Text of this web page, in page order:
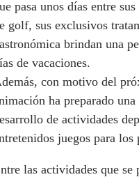
pasa unos días entre
golf, sus exclusivos
brindan una
de vacaciones.
con motivo del
ha preparado
de actividades
juegos para los
las actividades que se